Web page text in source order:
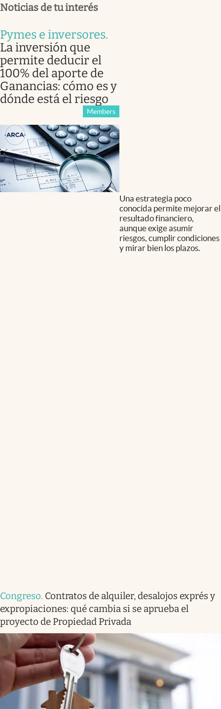
Noticias de tu interés
Pymes e inversores.
La inversión que
permite deducir el
100% del aporte de
Ganancias: cómo es y
dónde está el riesgo
Members
Una estrategia poco
conocida permite mejorar el
resultado financiero,
aunque exige asumir
riesgos, cumplir condiciones
y mirar bien los plazos.
Congreso. Contratos de alquiler, desalojos exprés y
expropiaciones: qué cambia si se aprueba el
proyecto de Propiedad Privada